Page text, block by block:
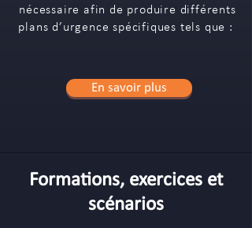
nécessaire afin de produire différents
plans d’urgence spécifiques tels que :
En savoir plus
Formations, exercices et
scénarios